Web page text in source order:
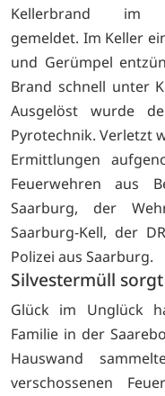
Kellerbrand im
gemeldet. Im Keller
und Gerümpel
Brand schnell unter
Ausgelöst wurde
Pyrotechnik. Verletzt
Ermittlungen
Feuerwehren aus
Saarburg, der
Saarburg-Kell, der
Polizei aus Saarburg.
Silvestermüll
Glück im Unglück
Familie in der
Hauswand
verschossenen